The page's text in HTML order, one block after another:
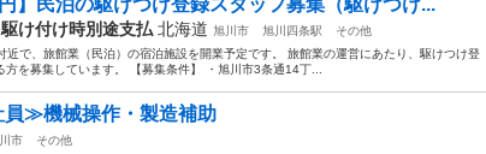
け付け時別途支払 北海道 旭川市 旭川四条駅
その他
近で、旅館業（民泊）の宿泊施設を開業予定です。 旅館業の運営にあたり、駆けつけ登
を募集しています。 【募集条件】 ・旭川市3条通14丁...
≫機械操作・製造補助
市
その他